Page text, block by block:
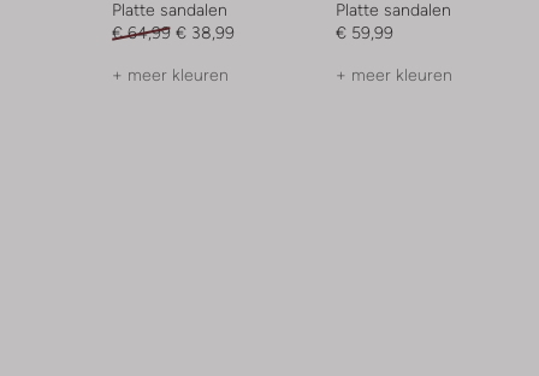
Platte sandalen
€ 64,99 € 38,99
+ meer kleuren
Platte sandalen
€ 59,99
+ meer kleuren